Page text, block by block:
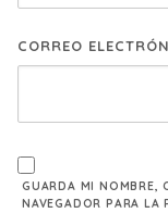
CORREO
GUARDA MI NOMBRE,
NAVEGADOR PARA LA